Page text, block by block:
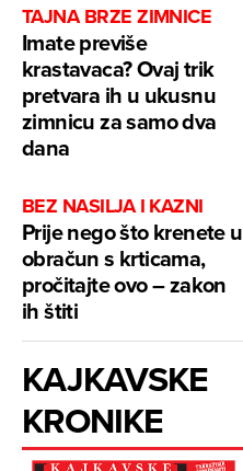
TAJNA BRZE ZIMNICE
Imate previše
krastavaca? Ovaj trik
pretvara ih u ukusnu
zimnicu za samo dva
dana
BEZ NASILJA I KAZNI
Prije nego što krenete u
obračun s krticama,
pročitajte ovo – zakon
ih štiti
KAJKAVSKE
KRONIKE